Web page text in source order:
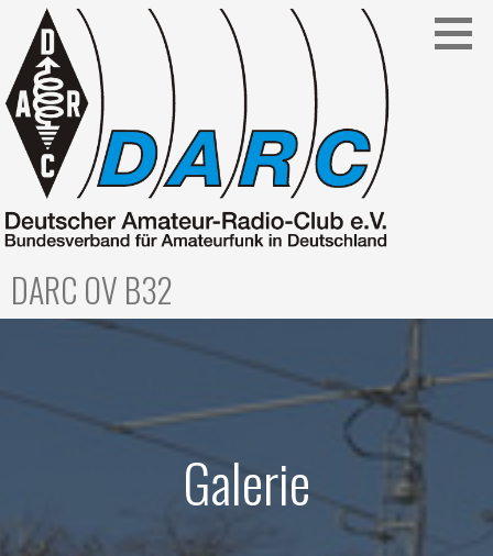
Inhalt
springen
DARC OV B32
Galerie